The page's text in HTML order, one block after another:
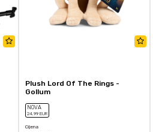
Plush Lord Of The Rings -
Gollum
NOVA
24,99 EUR
Cijena